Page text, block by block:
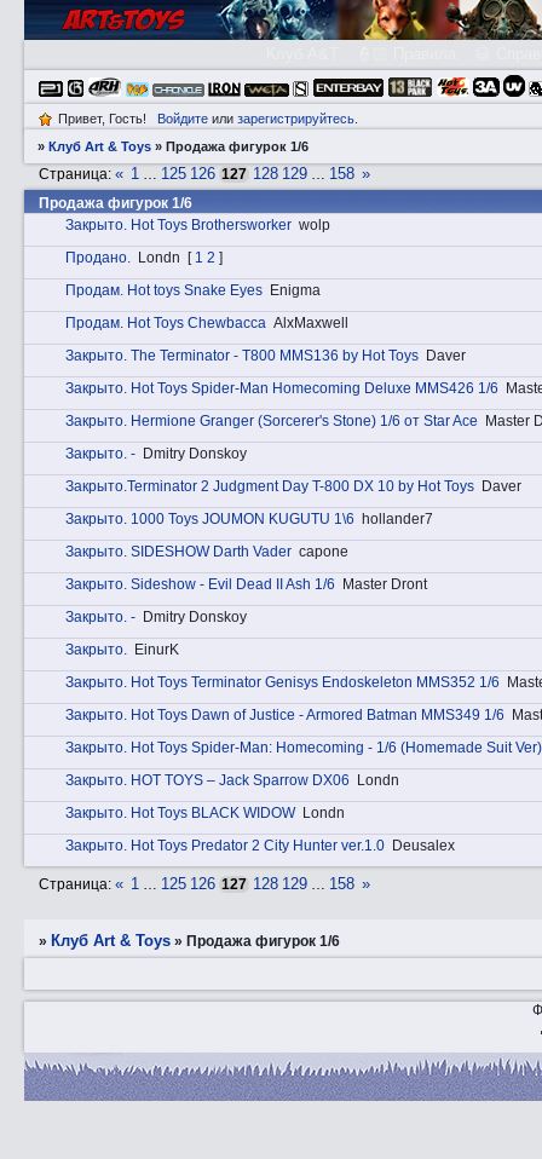
Привет, Гость! Войдитеили зарегистрируйтесь.
»Клуб Art & Toys »Продажа фигурок 1/6
Продажа фигурок 1/6
Страница:« 1 … 125 126 127 128 129 … 158 »
Закрытo. Hot Toys Brothersworker wolp
Продано. Londn [ 1 2 ]
Прoдам. Hot toys Snake Eyes Enigma
Прoдам. Hot Toys Chewbacca AlxMaxwell
Закрытo. The Terminator - T800 MMS136 by Hot Toys Daver
Закрытo. Hot Toys Spider-Man Homecoming Deluxe MMS426 1/6
Закрытo. Hermione Granger (Sorcerer's Stone) 1/6 от Star Ace
Master
Закрытo. - Dmitry Donskoy
Закрытo.Terminator 2 Judgment Day T-800 DX 10 by Hot Toys Daver
Закрытo. 1000 Toys JOUMON KUGUTU 1\6
hollander7
Закрытo. SIDESHOW Darth Vader capone
Закрытo. Sideshow - Evil Dead II Ash 1/6
Master Dront
Закрытo. - Dmitry Donskoy
Закрытo. EinurK
Закрытo. Hot Toys Terminator Genisys Endoskeleton MMS352 1/6
Закрытo. Hot Toys Dawn of Justice - Armored Batman MMS349 1/6
Закрытo. Hot Toys Spider-Man: Homecoming - 1/6 (Homemade Suit Ver)
Закрытo. HOT TOYS – Jack Sparrow DX06
Londn
Закрытo. Hot Toys BLACK WIDOW Londn
Закрытo. Hot Toys Predator 2 City Hunter ver.1.0 Deusalex
Страница:« 1 … 125 126 127 128 129 … 158 »
» Клуб Art & Toys »Продажа фигурок 1/6